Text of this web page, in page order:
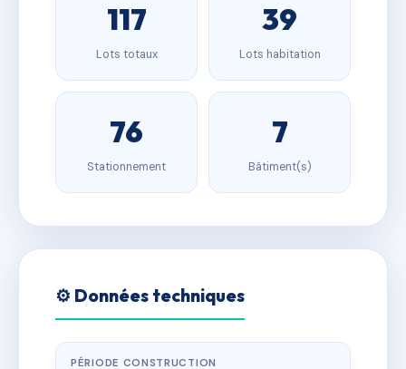
117
Lots totaux
39
Lots habitation
76
Stationnement
7
Bâtiment(s)
⚙️ Données techniques
PÉRIODE CONSTRUCTION